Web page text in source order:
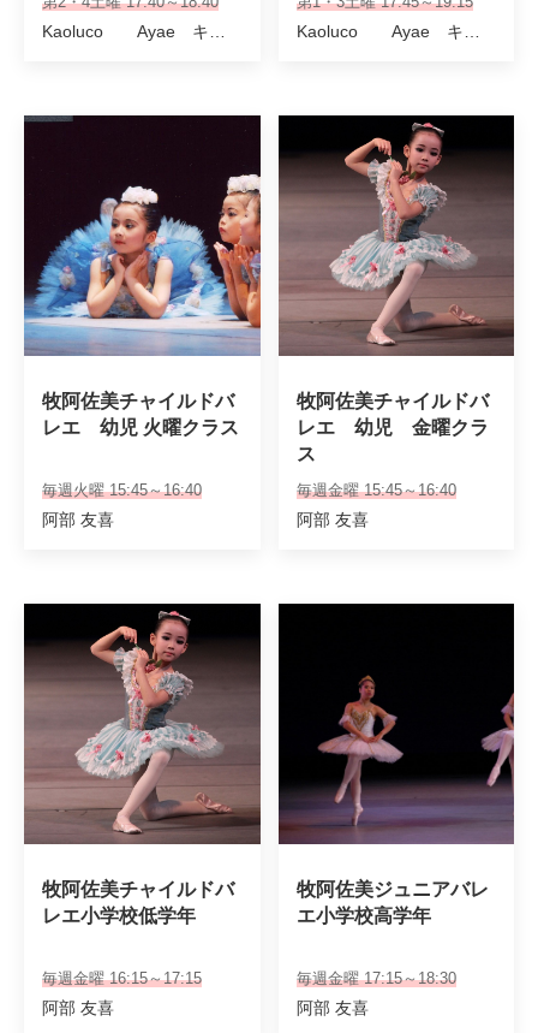
牧阿佐美チャイルドバ
レエ　幼児 火曜クラス
毎週火曜 15:45～16:40
阿部 友喜
牧阿佐美チャイルドバ
レエ　幼児　金曜クラ
ス
毎週金曜 15:45～16:40
阿部 友喜
牧阿佐美チャイルドバ
レエ小学校低学年
毎週金曜 16:15～17:15
阿部 友喜
牧阿佐美ジュニアバレ
エ小学校高学年
毎週金曜 17:15～18:30
阿部 友喜